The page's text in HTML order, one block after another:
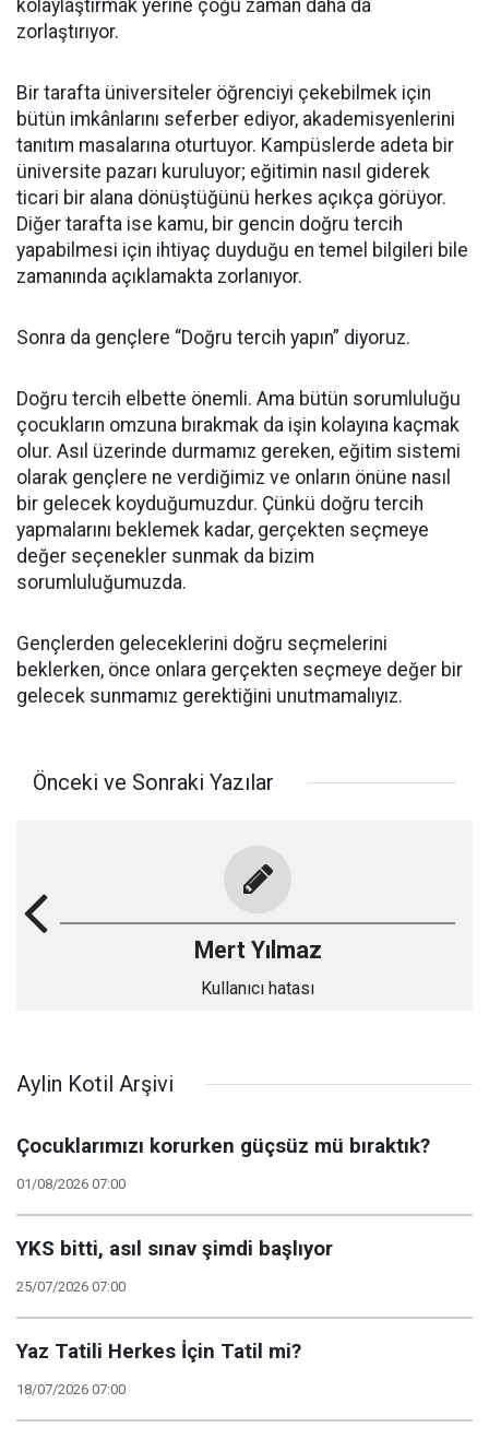
kolaylaştırmak yerine çoğu zaman daha da
zorlaştırıyor.
Bir tarafta üniversiteler öğrenciyi çekebilmek için
bütün imkânlarını seferber ediyor, akademisyenlerini
tanıtım masalarına oturtuyor. Kampüslerde adeta bir
üniversite pazarı kuruluyor; eğitimin nasıl giderek
ticari bir alana dönüştüğünü herkes açıkça görüyor.
Diğer tarafta ise kamu, bir gencin doğru tercih
yapabilmesi için ihtiyaç duyduğu en temel bilgileri bile
zamanında açıklamakta zorlanıyor.
Sonra da gençlere “Doğru tercih yapın” diyoruz.
Doğru tercih elbette önemli. Ama bütün sorumluluğu
çocukların omzuna bırakmak da işin kolayına kaçmak
olur. Asıl üzerinde durmamız gereken, eğitim sistemi
olarak gençlere ne verdiğimiz ve onların önüne nasıl
bir gelecek koyduğumuzdur. Çünkü doğru tercih
yapmalarını beklemek kadar, gerçekten seçmeye
değer seçenekler sunmak da bizim
sorumluluğumuzda.
Gençlerden geleceklerini doğru seçmelerini
beklerken, önce onlara gerçekten seçmeye değer bir
gelecek sunmamız gerektiğini unutmamalıyız.
Önceki ve Sonraki Yazılar
Mert Yılmaz
Kullanıcı hatası
Aylin Kotil Arşivi
Çocuklarımızı korurken güçsüz mü bıraktık?
01/08/2026 07:00
YKS bitti, asıl sınav şimdi başlıyor
25/07/2026 07:00
Yaz Tatili Herkes İçin Tatil mi?
18/07/2026 07:00